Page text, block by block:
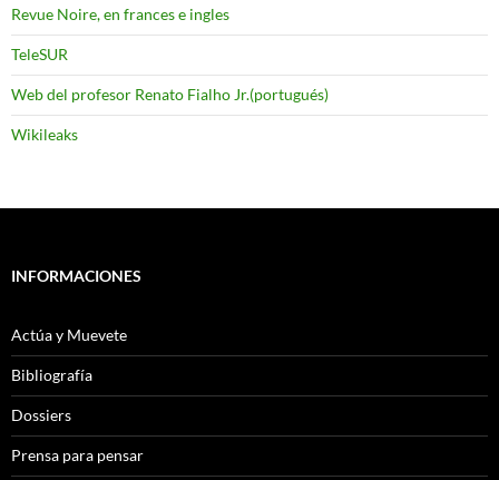
Revue Noire, en frances e ingles
TeleSUR
Web del profesor Renato Fialho Jr.(portugués)
Wikileaks
INFORMACIONES
Actúa y Muevete
Bibliografía
Dossiers
Prensa para pensar